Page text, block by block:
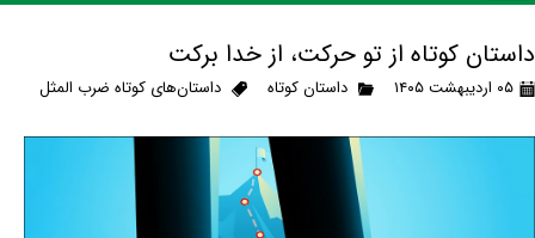
داستان کوتاه از تو حرکت، از خدا برکت
۰۵ اردیبهشت ۱۴۰۵ داستان کوتاه داستان‌های کوتاه ضرب المثل